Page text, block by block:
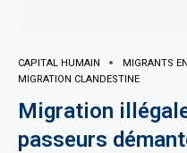
CAPITAL HUMAIN MIGRANTS
MIGRATION CLANDESTINE
Migration
passeurs